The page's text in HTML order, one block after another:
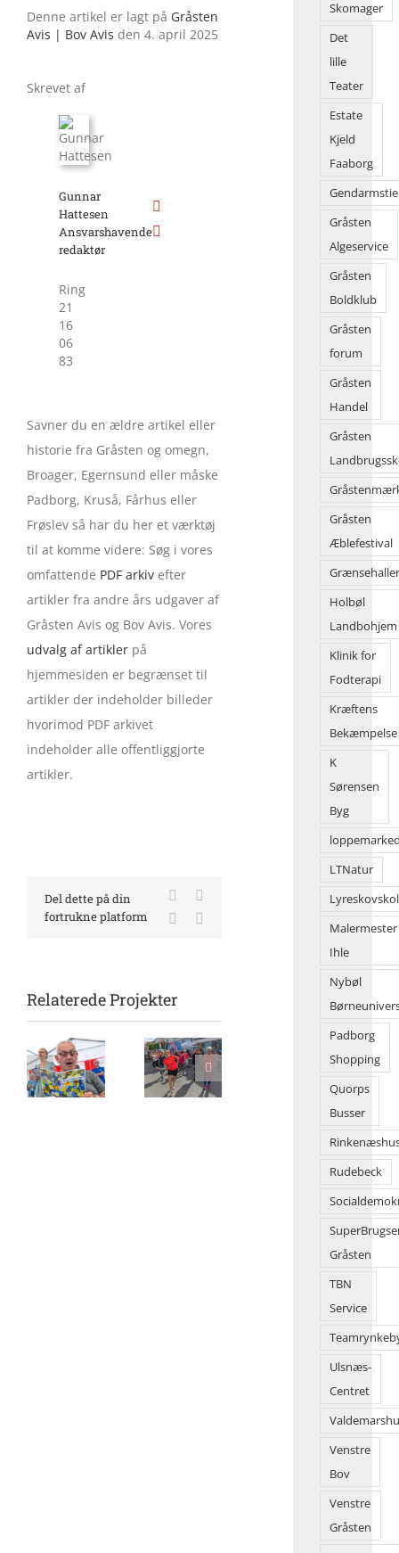
Denne artikel er lagt på Gråsten
Avis | Bov Avis den 4. april 2025
Skrevet af
Gunnar
Hattesen
Ansvarshavende
redaktør
Ring
21
16
06
83
Savner du en ældre artikel eller
historie fra Gråsten og omegn,
Broager, Egernsund eller måske
Padborg, Kruså, Fårhus eller
Frøslev så har du her et værktøj
til at komme videre: Søg i vores
omfattende PDF arkiv efter
artikler fra andre års udgaver af
Gråsten Avis og Bov Avis. Vores
udvalg af artiklerpå
hjemmesiden er begrænset til
artikler der indeholder billeder
hvorimod PDF arkivet
indeholder alle offentliggjorte
artikler.
Del dette på din
fortrukne platform
Facebook
LinkedIn
Relaterede Projekter
Flot
danseshow
foran
Børn
solgte
deres
Sol,
sommer
og
tusindvis
gjorde
Torvedagene
til en
folkefest
Skomager
Det
lille
Teater
Estate
Kjeld
Faaborg
Gråsten
Algeservice
Gråsten
Boldklub
Gråsten
forum
Gråsten
Handel
Gråsten
Gråsten
Æblefestival
Holbøl
Landbohjem
Klinik for
Fodterapi
Kræftens
Bekæmpelse
K
Sørensen
Byg
LTNatur
Malermester
Ihle
Nybøl
Padborg
Shopping
Quorps
Busser
Rudebeck
Gråsten
TBN
Service
Ulsnæs-
Centret
Venstre
Bov
Venstre
Gråsten